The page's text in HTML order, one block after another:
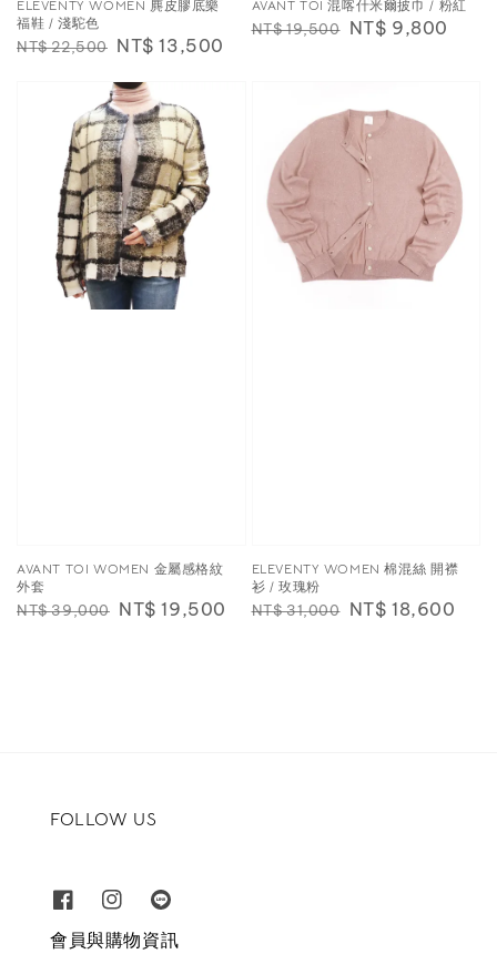
ELEVENTY WOMEN 麂皮膠底樂
福鞋 / 淺駝色
Regular
NT$ 22,500 Sale
NT$ 13,500
AVANT TOI 混喀什米爾披巾 / 粉紅
Regular
NT$ 19,500 Sale
NT$ 9,800
AVANT TOI WOMEN 金屬感格紋
外套
Regular
NT$ 39,000 Sale
NT$ 19,500
ELEVENTY WOMEN 棉混絲 開襟
衫 / 玫瑰粉
Regular
NT$ 31,000 Sale
NT$ 18,600
FOLLOW US
會員與購物資訊